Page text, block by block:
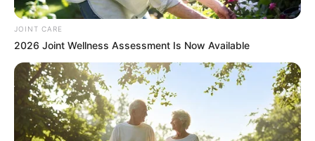
Dare To Watch: 6 Movies So Bad They're Good
BRAINBERRIES
JOINT CARE
2026 Joint Wellness Assessment Is Now Available